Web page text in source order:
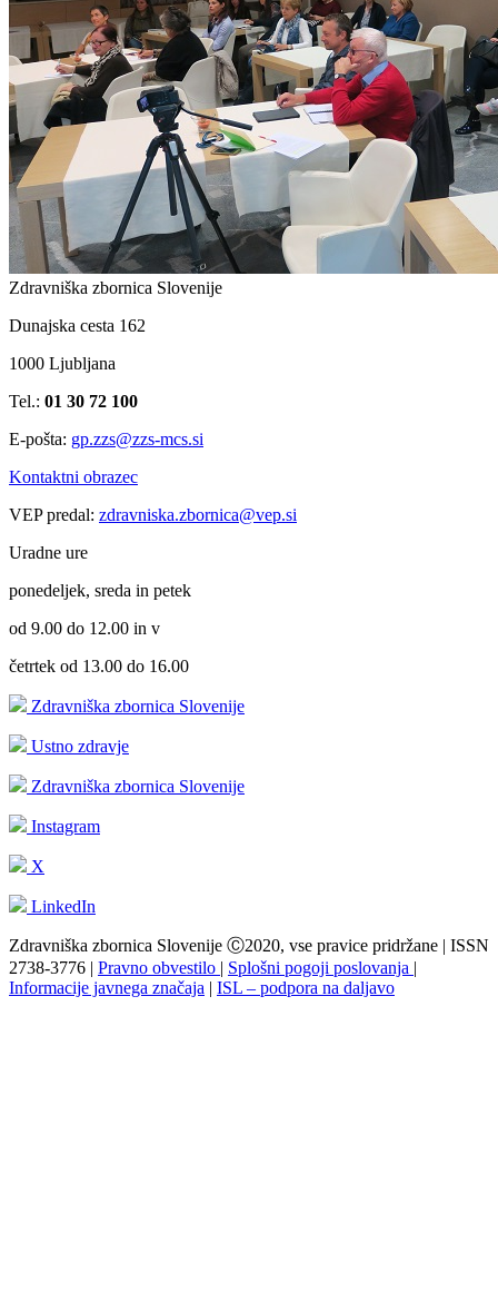
Zdravniška zbornica Slovenije
Dunajska cesta 162
1000 Ljubljana
Tel.: 01 30 72 100
E-pošta: gp.zzs@zzs-mcs.si
Kontaktni obrazec
VEP predal: zdravniska.zbornica@vep.si
Uradne ure
ponedeljek, sreda in petek
od 9.00 do 12.00 in v
četrtek od 13.00 do 16.00
Zdravniška zbornica Slovenije
Ustno zdravje
Zdravniška zbornica Slovenije
Instagram
X
LinkedIn
Zdravniška zbornica Slovenije Ⓒ2020, vse pravice pridržane | ISSN
2738-3776 | Pravno obvestilo | Splošni pogoji poslovanja |
Informacije javnega značaja | ISL – podpora na daljavo